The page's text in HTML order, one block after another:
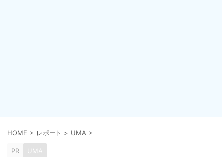
HOME > レポート > UMA >
PR UMA